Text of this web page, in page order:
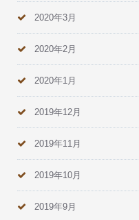
2020年3月
2020年2月
2020年1月
2019年12月
2019年11月
2019年10月
2019年9月